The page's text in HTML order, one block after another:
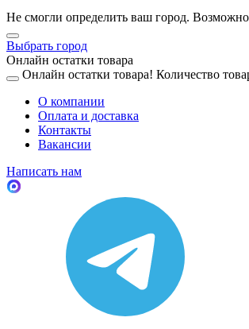
Не смогли определить ваш город.
Выбрать город
Онлайн остатки товара
Онлайн остатки товара! Количество
О компании
Оплата и доставка
Контакты
Вакансии
Написать нам